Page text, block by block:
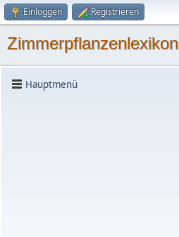
Einloggen Registrieren
Zimmerpflanzenlexikon
Hauptmenü